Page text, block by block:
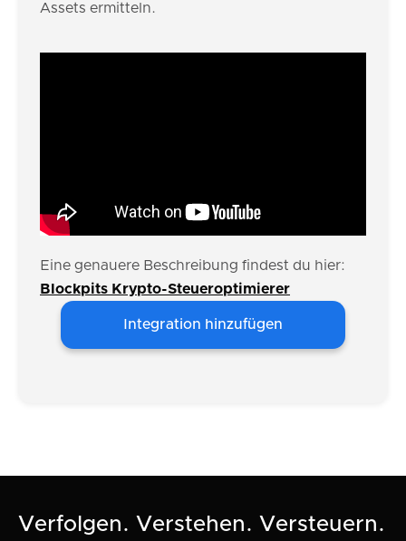
Assets ermitteln.
Eine genauere Beschreibung findest du hier:
Blockpits Krypto-Steueroptimierer
Integration hinzufügen
Verfolgen. Verstehen. Versteuern.